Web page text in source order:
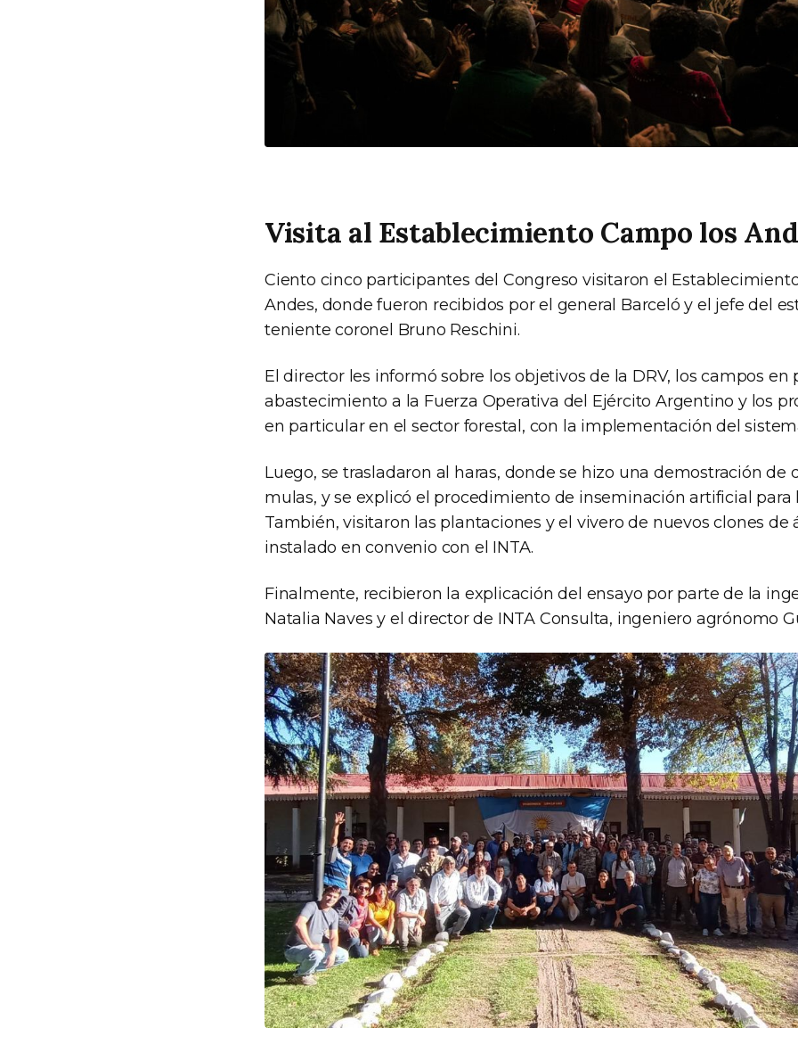
Visita al Establecimiento Campo los
Ciento cinco participantes del Congreso visitaron el
Andes, donde fueron recibidos por el general Barceló y el jefe del
teniente coronel Bruno Reschini.
El director les informó sobre los objetivos de la DRV, los campos en
abastecimiento a la Fuerza Operativa del Ejército Argentino y los
en particular en el sector forestal, con la implementación del
Luego, se trasladaron al haras, donde se hizo una demostración de
mulas, y se explicó el procedimiento de inseminación artificial para
También, visitaron las plantaciones y el vivero de nuevos clones de
instalado en convenio con el INTA.
Finalmente, recibieron la explicación del ensayo por parte de la
Natalia Naves y el director de INTA Consulta, ingeniero agrónomo